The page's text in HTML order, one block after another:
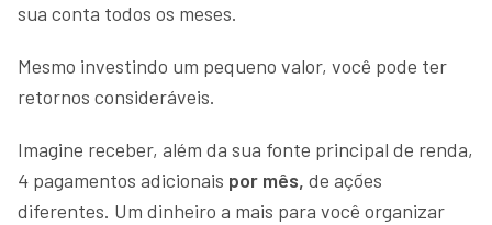
sua conta todos os meses.
Mesmo investindo um pequeno valor, você pode ter
retornos consideráveis.
Imagine receber, além da sua fonte principal de renda,
4 pagamentos adicionais por mês, de ações
diferentes. Um dinheiro a mais para você organizar